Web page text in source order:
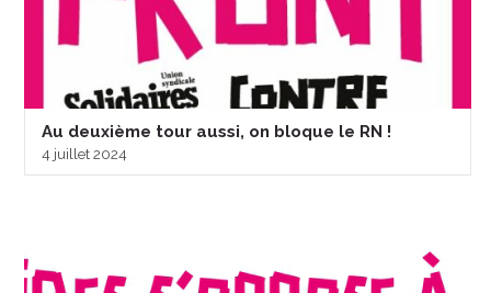
Au deuxième tour aussi, on bloque le RN !
4 juillet 2024